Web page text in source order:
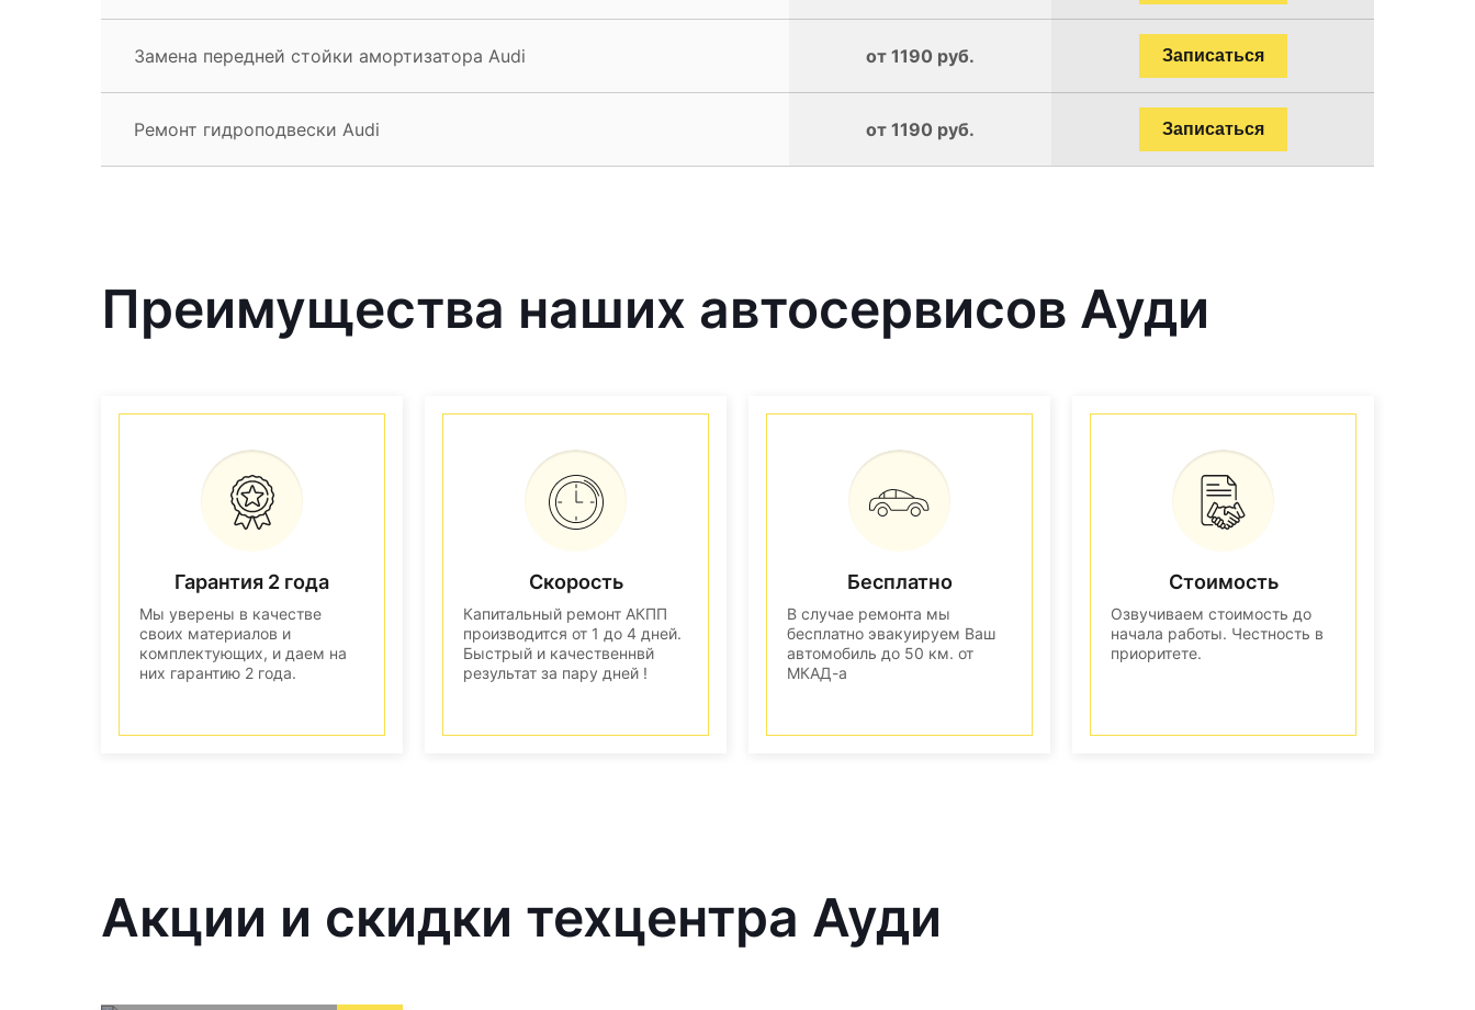
Замена передней стойки амортизатора Audi от 1190 руб. Записаться
Ремонт гидроподвески Audi от 1190 руб. Записаться
Преимущества наших автосервисов Ауди
Гарантия 2 года
Мы уверены в качестве
своих материалов и
комплектующих, и даем на
них гарантию 2 года.
Скорость
Капитальный ремонт АКПП
производится от 1 до 4 дней.
Быстрый и качественнвй
результат за пару дней !
Бесплатно
В случае ремонта мы
бесплатно эвакуируем Ваш
автомобиль до 50 км. от
МКАД-а
Стоимость
Озвучиваем стоимость до
начала работы. Честность в
приоритете.
Акции и скидки техцентра Ауди